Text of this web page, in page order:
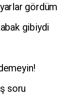
gördüm
gibiydi
soru